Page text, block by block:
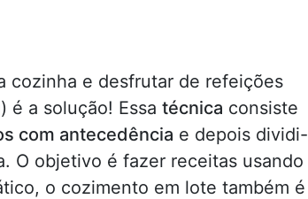
cozinha e desfrutar de refeições
é a solução! Essa técnica consiste
com antecedência e depois dividi-
O objetivo é fazer receitas usando
o cozimento em lote também é